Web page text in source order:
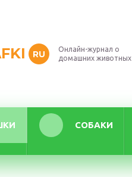
RU
Онлайн-журнал о
домашних животных
СОБАКИ